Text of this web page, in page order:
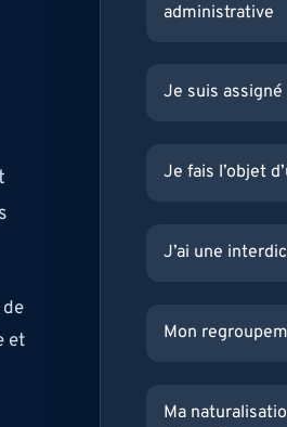
et
administrative
Je suis
Je fais l’objet
J’ai une
Mon
Ma